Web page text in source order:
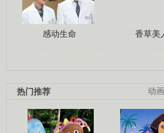
感动生命 香草美
动
热门推荐